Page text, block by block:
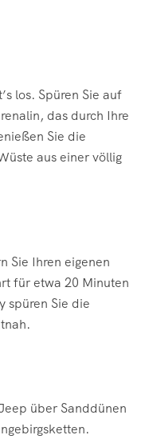
los. Spüren Sie auf
das durch Ihre
Sie die
aus einer völlig
Sie Ihren eigenen
für etwa 20 Minuten
spüren Sie die
über Sanddünen